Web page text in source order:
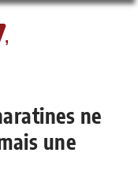
,
ne
une